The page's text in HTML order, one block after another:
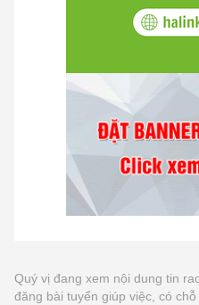
Quý vị đang xem nội dung tin
đăng bài tuyển giúp việc, có